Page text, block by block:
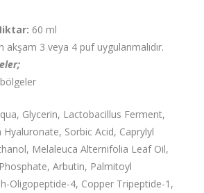
60 ml
akşam 3 veya 4 puf uygulanmalıdır.
Glycerin, Lactobacillus Ferment,
Hyaluronate, Sorbic Acid, Caprylyl
Melaleuca Alternifolia Leaf Oil,
Arbutin, Palmitoyl
Oligopeptide-4, Copper Tripeptide-1,